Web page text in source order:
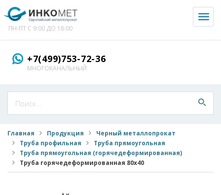
ПН-ПТ С 9:00 ДО 18:00
+7(499)753-72-36
МНОГОКАНАЛЬНЫЙ
Главная Продукция
Черный металлопрокат
Труба профильная
Труба прямоугольная
Труба прямоугольная (горячедеформированная)
Труба горячедеформированная 80x40